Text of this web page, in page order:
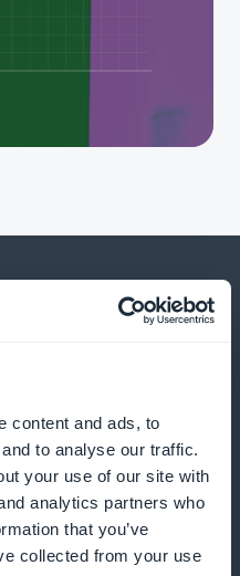
content and ads, to
to analyse our traffic.
your use of our site with
analytics partners who
that you’ve
collected from your use
salute delle vie